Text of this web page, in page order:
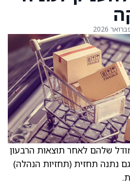
שלהם לאחר תוצאות הרבעון
נתנה תחזית (תחזיות הנהלה)